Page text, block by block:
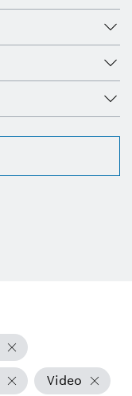
Video